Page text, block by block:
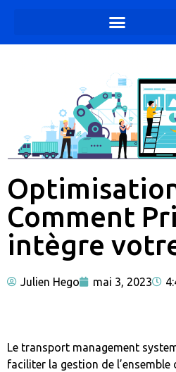
Comment
intègre
Julien Hego mai 3, 2023
Le transport management
faciliter la gestion de l’ensemble